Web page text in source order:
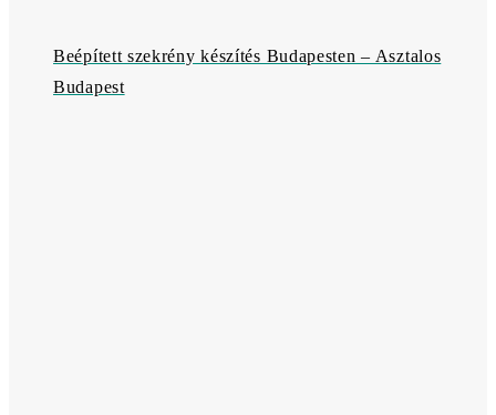
Beépített szekrény készítés Budapesten – Asztalos
Budapest